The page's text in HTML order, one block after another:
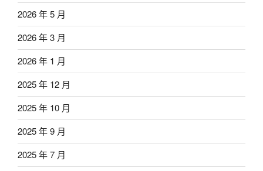
2026 年 5 月
2026 年 3 月
2026 年 1 月
2025 年 12 月
2025 年 10 月
2025 年 9 月
2025 年 7 月